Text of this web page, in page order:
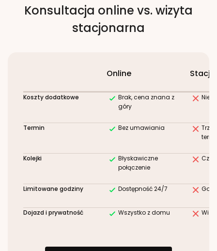
Konsultacja online vs. wizyta
stacjonarna
Online
Koszty dodatkowe
Brak, cena znana z
góry
Termin Bez umawiania
Kolejki
Błyskawiczne
połączenie
Limitowane godziny Dostępność 24/7
Dojazd i prywatność Wszystko z domu